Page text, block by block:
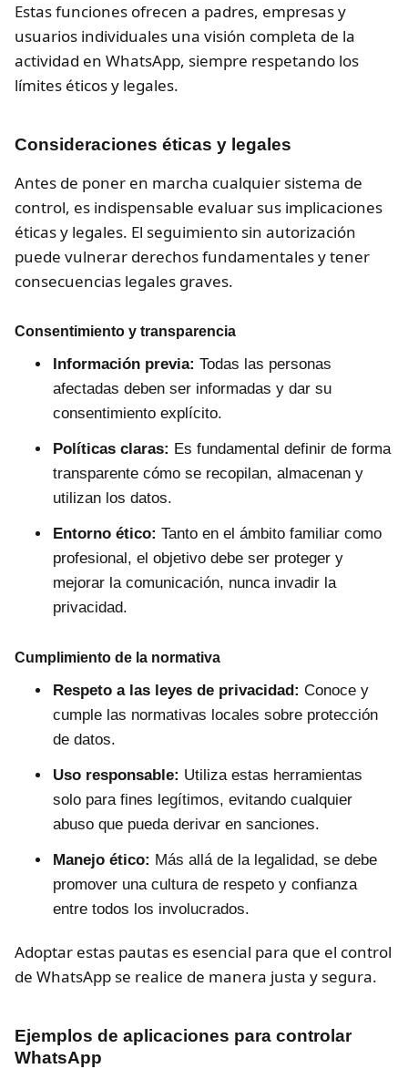
Estas funciones ofrecen a padres, empresas y
usuarios individuales una visión completa de la
actividad en WhatsApp, siempre respetando los
límites éticos y legales.
Consideraciones éticas y legales
Antes de poner en marcha cualquier sistema de
control, es indispensable evaluar sus implicaciones
éticas y legales. El seguimiento sin autorización
puede vulnerar derechos fundamentales y tener
consecuencias legales graves.
Consentimiento y transparencia
Información previa: Todas las personas
afectadas deben ser informadas y dar su
consentimiento explícito.
Políticas claras: Es fundamental definir de forma
transparente cómo se recopilan, almacenan y
utilizan los datos.
Entorno ético: Tanto en el ámbito familiar como
profesional, el objetivo debe ser proteger y
mejorar la comunicación, nunca invadir la
privacidad.
Cumplimiento de la normativa
Respeto a las leyes de privacidad: Conoce y
cumple las normativas locales sobre protección
de datos.
Uso responsable: Utiliza estas herramientas
solo para fines legítimos, evitando cualquier
abuso que pueda derivar en sanciones.
Manejo ético: Más allá de la legalidad, se debe
promover una cultura de respeto y confianza
entre todos los involucrados.
Adoptar estas pautas es esencial para que el control
de WhatsApp se realice de manera justa y segura.
Ejemplos de aplicaciones para controlar
WhatsApp